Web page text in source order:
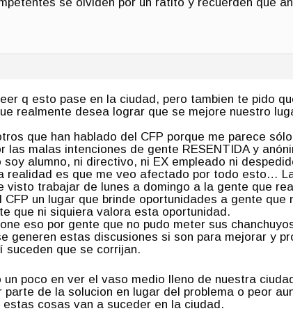
q esto pase en la ciudad, pero tambien te pido
realmente desea lograr que se mejore nuestro
que han hablado del CFP porque me parece
las malas intenciones de gente RESENTIDA y
alumno, ni directivo, ni EX empleado ni
realidad es que me veo afectado por todo esto…
visto trabajar de lunes a domingo a la gente que
un lugar que brinde oportunidades a gente
que ni siquiera valora esta oportunidad.
eso por gente que no pudo meter sus
generen estas discusiones si son para mejorar y
suceden que se corrijan.
poco en ver el vaso medio lleno de nuestra
parte de la solucion en lugar del problema o peor
cosas van a suceder en la ciudad.